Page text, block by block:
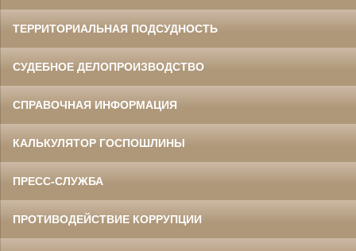
ТЕРРИТОРИАЛЬНАЯ ПОДСУДНОСТЬ
СУДЕБНОЕ ДЕЛОПРОИЗВОДСТВО
СПРАВОЧНАЯ ИНФОРМАЦИЯ
КАЛЬКУЛЯТОР ГОСПОШЛИНЫ
ПРЕСС-СЛУЖБА
ПРОТИВОДЕЙСТВИЕ КОРРУПЦИИ